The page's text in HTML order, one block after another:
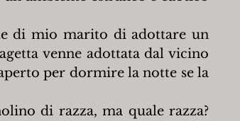
di mio marito di adottare un
venne adottata dal vicino
per dormire la notte se la
di razza, ma quale razza?